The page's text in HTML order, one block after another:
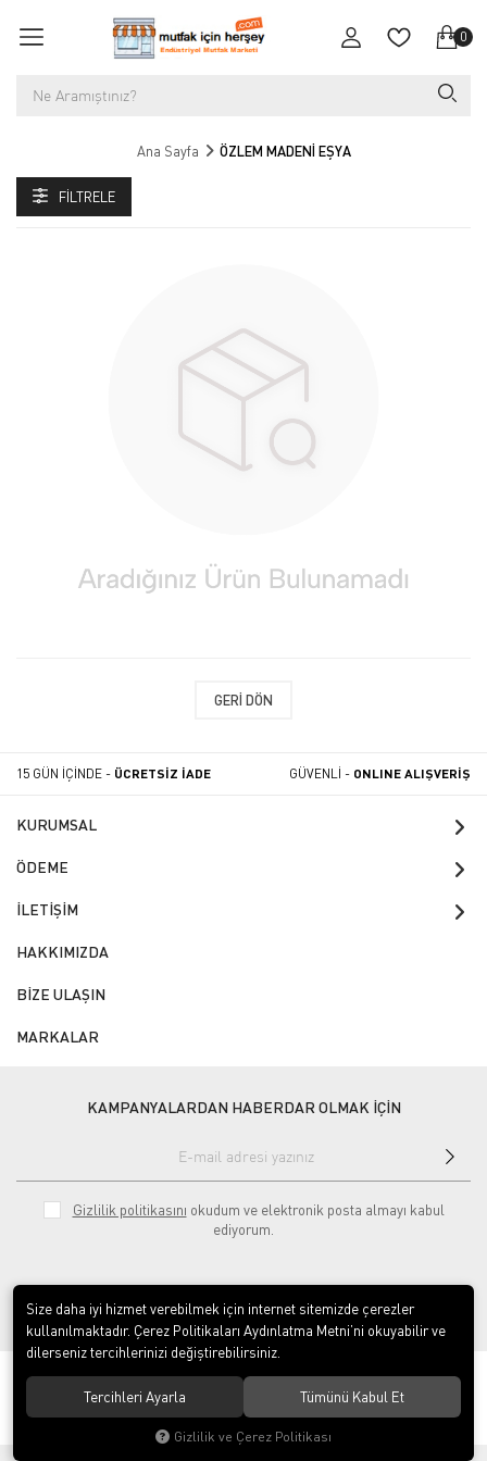
0
Ana Sayfa ÖZLEM MADENİ EŞYA
FILTRELE
GERI DÖN
15 GÜN İÇİNDE - ÜCRETSİZ İADE GÜVENLİ - ONLINE ALIŞVERİŞ
KURUMSAL
ÖDEME
İLETİŞİM
HAKKIMIZDA
BİZE ULAŞIN
MARKALAR
KAMPANYALARDAN HABERDAR OLMAK İÇİN
Gizlilik politikasını okudum ve elektronik posta almayı kabul
ediyorum.
© 2020ÇINAR ENDÜSTRİYEL MUTFAK LTD.ŞTİ.. Tüm hakları saklıdır.
Size daha iyi hizmet verebilmek için internet sitemizde çerezler
kullanılmaktadır. Çerez Politikaları Aydınlatma Metni’ni okuyabilir ve
dilerseniz tercihlerinizi değiştirebilirsiniz.
Tercihleri Ayarla Tümünü Kabul Et
Gizlilik ve Çerez Politikası